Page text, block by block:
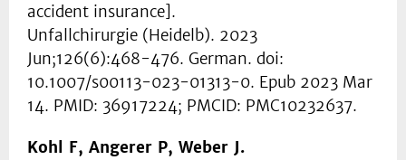
accident insurance].
Unfallchirurgie (Heidelb). 2023
Jun;126(6):468-476. German. doi:
10.1007/s00113-023-01313-0. Epub 2023 Mar
14. PMID: 36917224; PMCID: PMC10232637.
Kohl F, Angerer P, Weber J.